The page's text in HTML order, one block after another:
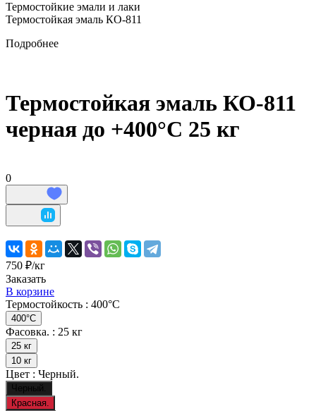
Термостойкие эмали и лаки
Термостойкая эмаль КО-811
Подробнее
Термостойкая эмаль КО-811
черная до +400°C 25 кг
0
750 ₽/кг
Заказать
В корзине
Термостойкость : 400°C
400°C
Фасовка. : 25 кг
25 кг
10 кг
Цвет : Черный.
Черный.
Красная.